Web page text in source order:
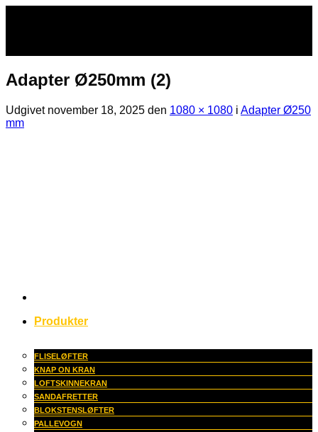
Produkter
FLISELØFTER
KNAP ON KRAN
LOFTSKINNEKRAN
SANDAFRETTER
BLOKSTENSLØFTER
PALLEVOGN
Adapter Ø250mm (2)
Udgivet november 18, 2025 den 1080 × 1080 i Adapter Ø250
mm